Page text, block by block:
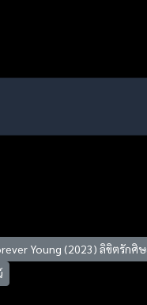
Young (2023) ลิขิตรักศิ